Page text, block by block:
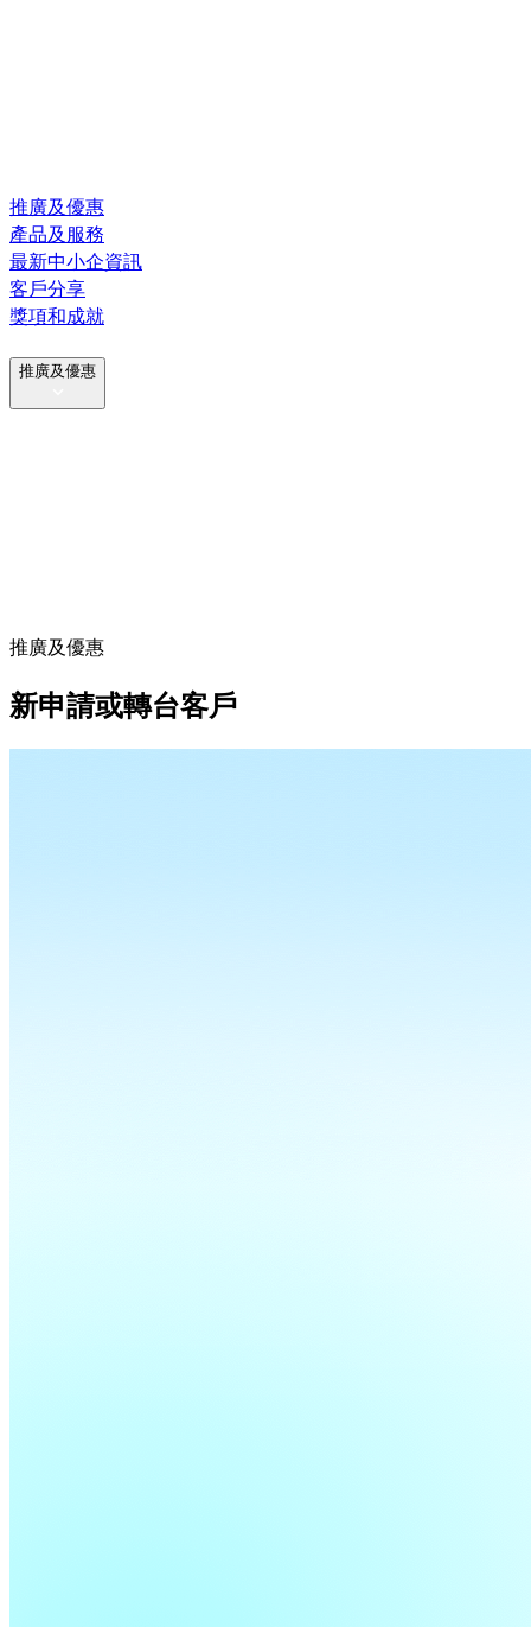
推廣及優惠
產品及服務
最新中小企資訊
客戶分享
獎項和成就
推廣及優惠
推廣及優惠
新申請或轉台客戶